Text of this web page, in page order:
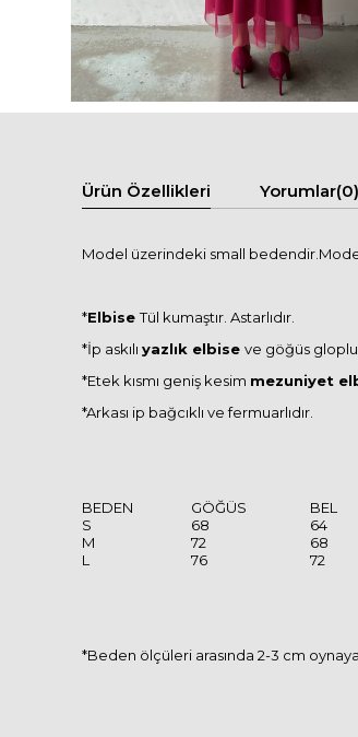
Ürün Özellikleri Yorumlar(0)
Model üzerindeki small
*ElbiseTül kumaştır. Astarlıdır.
*İp askılı yazlık elbise ve göğüs
*Etek kısmı geniş kesim mezuniyet
*Arkası ip bağcıklı ve fermuarlıdır.
BEDEN GÖĞÜS BEL
S
68 64
M
72 68
L
76 72
*Beden ölçüleri arasında 2-3 cm